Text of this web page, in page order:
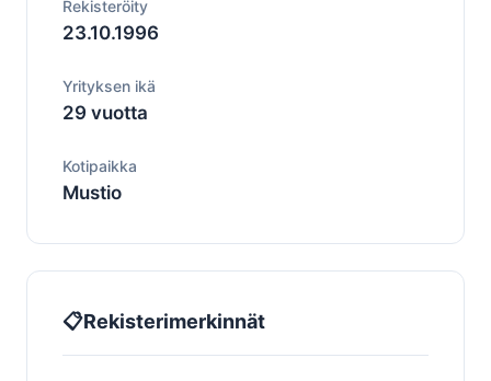
Rekisteröity
23.10.1996
Yrityksen ikä
29 vuotta
Kotipaikka
Mustio
📋Rekisterimerkinnät